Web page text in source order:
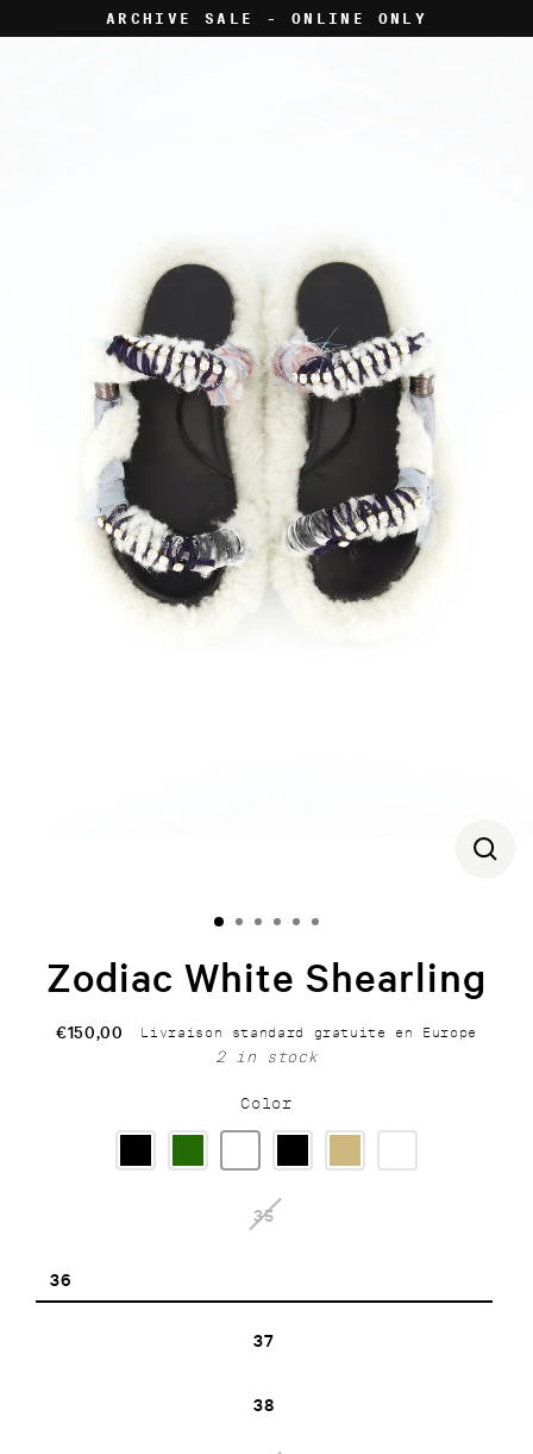
to
ARCHIVE SALE - ONLINE ONLY
Zodiac White Shearling
Regular
price
€150,00 Livraison standard gratuite en Europe
2 in stock
Color
35
36
37
38